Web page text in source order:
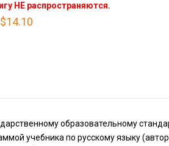
НЕ распространяются.
$14.10
образовательному
учебника по русскому языку